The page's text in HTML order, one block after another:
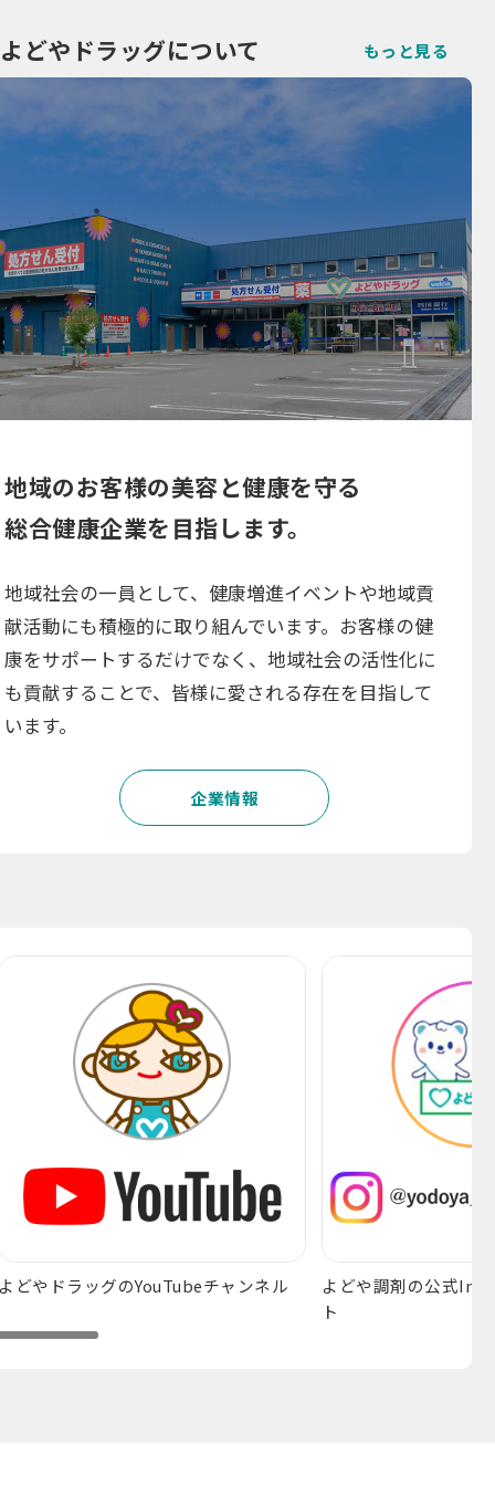
よどやドラッグについて もっと見る
地域のお客様の美容と健康を守る
総合健康企業を目指します。
地域社会の一員として、健康増進イベントや地域貢
献活動にも積極的に取り組んでいます。お客様の健
康をサポートするだけでなく、地域社会の活性化に
も貢献することで、皆様に愛される存在を目指して
います。
企業情報
どやドラッグのYouTubeチャンネル
よどや調剤の公式
ト